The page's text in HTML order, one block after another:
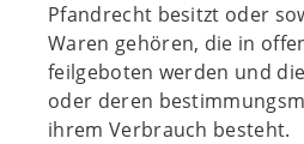
Pfandrecht besitzt oder
Waren gehören, die in
feilgeboten werden und
oder deren
ihrem Verbrauch besteht.